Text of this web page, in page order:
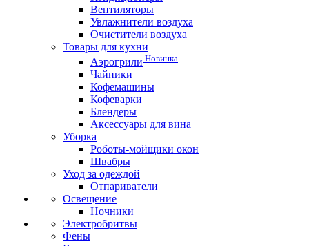
Вентиляторы
Увлажнители воздуха
Очистители воздуха
Товары для кухни
Аэрогрили Новинка
Чайники
Кофемашины
Кофеварки
Блендеры
Аксессуары для вина
Уборка
Роботы-мойщики окон
Швабры
Уход за одеждой
Отпариватели
Освещение
Ночники
Электробритвы
Фены